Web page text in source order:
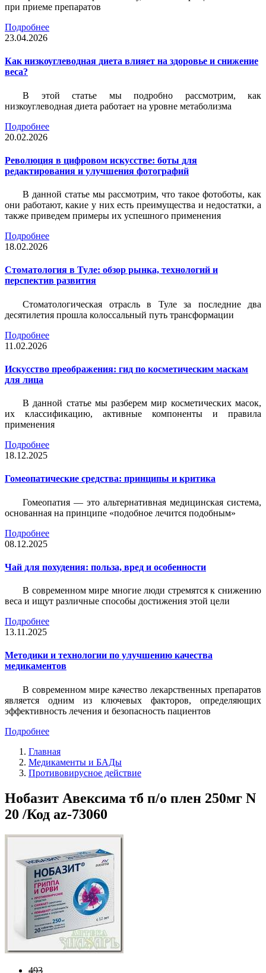
при приеме препаратов
Подробнее
23.04.2026
Как низкоуглеводная диета влияет на здоровье и снижение
веса?
В этой статье мы подробно рассмотрим, как
низкоуглеводная диета работает на уровне метаболизма
Подробнее
20.02.2026
Революция в цифровом искусстве: боты для
редактирования и улучшения фотографий
В данной статье мы рассмотрим, что такое фотоботы, как
они работают, какие у них есть преимущества и недостатки, а
также приведем примеры их успешного применения
Подробнее
18.02.2026
Стоматология в Туле: обзор рынка, технологий и
перспектив развития
Стоматологическая отрасль в Туле за последние два
десятилетия прошла колоссальный путь трансформации
Подробнее
11.02.2026
Искусство преображения: гид по косметическим маскам
для лица
В данной статье мы разберем мир косметических масок,
их классификацию, активные компоненты и правила
применения
Подробнее
18.12.2025
Гомеопатические средства: принципы и критика
Гомеопатия — это альтернативная медицинская система,
основанная на принципе «подобное лечится подобным»
Подробнее
08.12.2025
Чай для похудения: польза, вред и особенности
В современном мире многие люди стремятся к снижению
веса и ищут различные способы достижения этой цели
Подробнее
13.11.2025
Методики и технологии по улучшению качества
медикаментов
В современном мире качество лекарственных препаратов
является одним из ключевых факторов, определяющих
эффективность лечения и безопасность пациентов
Подробнее
Главная
Медикаменты и БАДы
Противовирусное действие
Нобазит Авексима тб п/о плен 250мг N
20 /Код az-73060
493